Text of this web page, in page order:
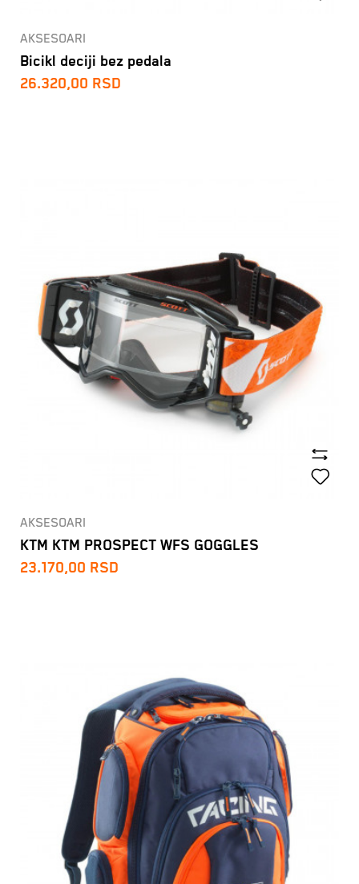
AKSESOARI
Bicikl deciji bez pedala
26.320,00 RSD
AKSESOARI
KTM KTM PROSPECT WFS GOGGLES
23.170,00 RSD